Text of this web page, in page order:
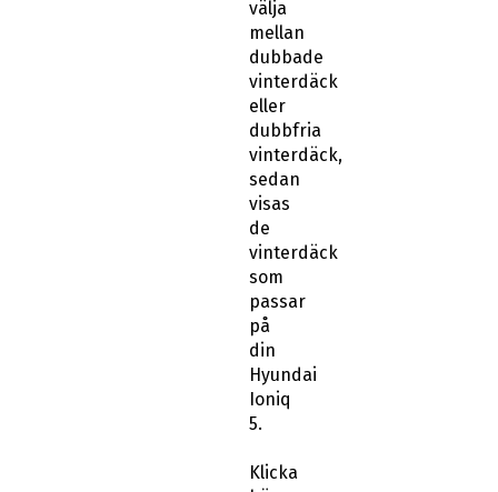
dubbade
vinterdäck
eller
dubbfria
vinterdäck,
sedan
visas
de
vinterdäck
som
passar
på
din
Hyundai
Ioniq
5.
Klicka
för